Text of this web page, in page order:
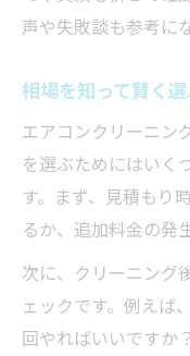
声や失敗談も参考に
相場を知って賢く
エアコンクリーニン
を選ぶためにはいく
す。まず、見積もり
るか、追加料金の発
次に、クリーニング
ェックです。例えば
回やればいいですか